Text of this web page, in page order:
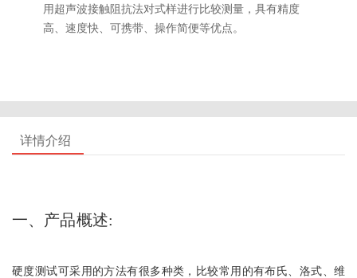
用超声波接触阻抗法对式样进行比较测量，具有精度
高、速度快、可携带、操作简便等优点。
详情介绍
一、产品概述:
硬度测试可采用的方法有很多种类，比较常用的有布氏、洛式、维